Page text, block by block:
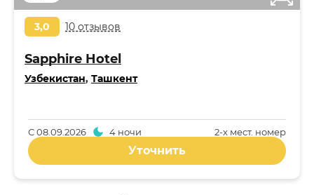
3,0 10 отзывов
Sapphire Hotel
Узбекистан, Ташкент
2-x мест. номер
С08.09.2026 4 ночи
Уточнить